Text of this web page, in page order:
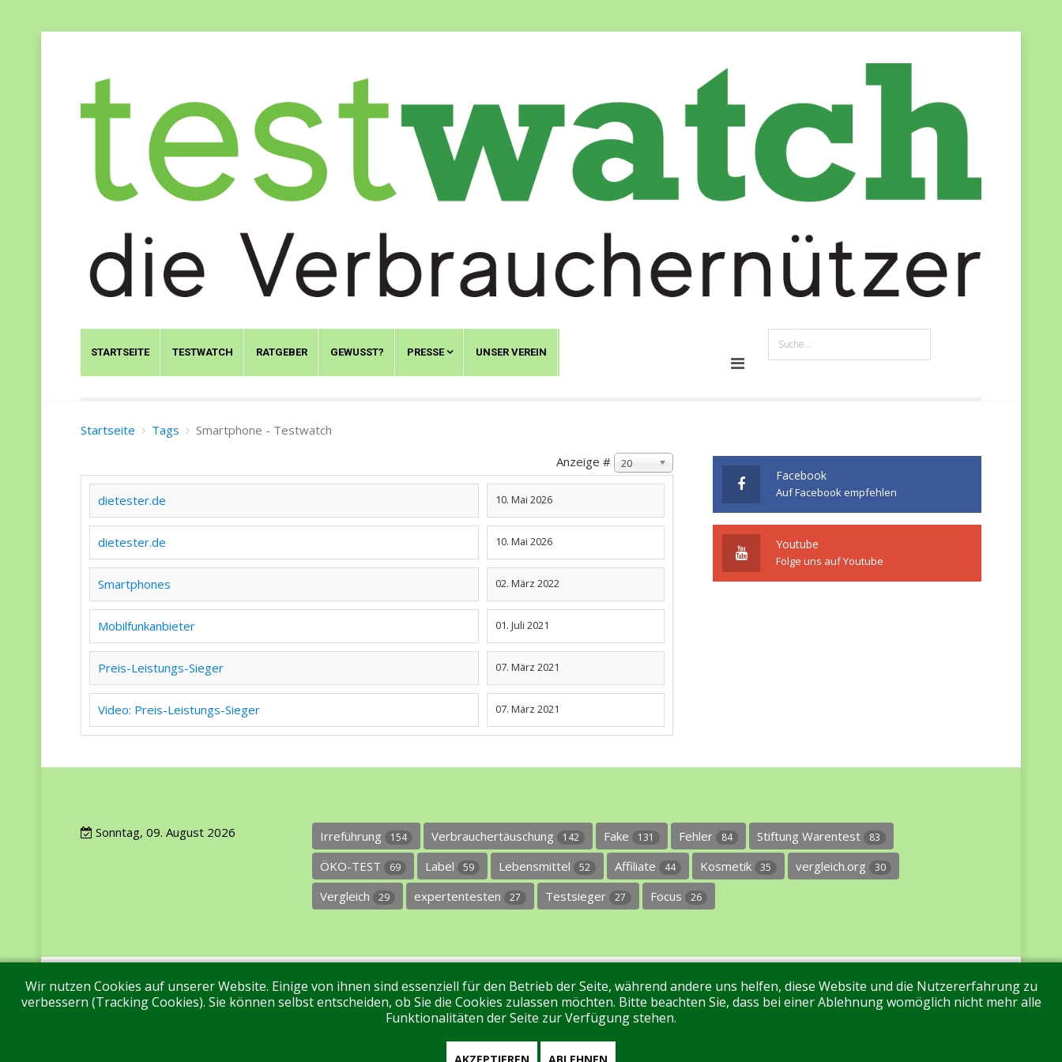
STARTSEITE TESTWATCH RATGEBER GEWUSST? PRESSE UNSER VEREIN
Startseite Tags
Smartphone - Testwatch
Anzeige #
20
dietester.de 10. Mai 2026
dietester.de 10. Mai 2026
Smartphones 02. März 2022
Mobilfunkanbieter 01. Juli 2021
Preis-Leistungs-Sieger 07. März 2021
Video: Preis-Leistungs-Sieger 07. März 2021
Facebook
Auf Facebook empfehlen
Youtube
Folge uns auf Youtube
Sonntag, 09. August 2026 Irreführung 154 Verbrauchertäuschung 142 Fake 131 Fehler 84 Stiftung Warentest 83
ÖKO-TEST 69 Label 59 Lebensmittel 52 Affiliate 44 Kosmetik 35 vergleich.org 30
Vergleich 29 expertentesten 27 Testsieger 27 Focus 26
Impressum Datenschutz Über uns Kontakt Tags Unterstützen Sie uns! Login
Wir nutzen Cookies auf unserer Website. Einige von ihnen sind essenziell für den Betrieb der Seite, während andere uns helfen, diese Website und die Nutzererfahrung zu
verbessern (Tracking Cookies). Sie können selbst entscheiden, ob Sie die Cookies zulassen möchten. Bitte beachten Sie, dass bei einer Ablehnung womöglich nicht mehr alle
Funktionalitäten der Seite zur Verfügung stehen.